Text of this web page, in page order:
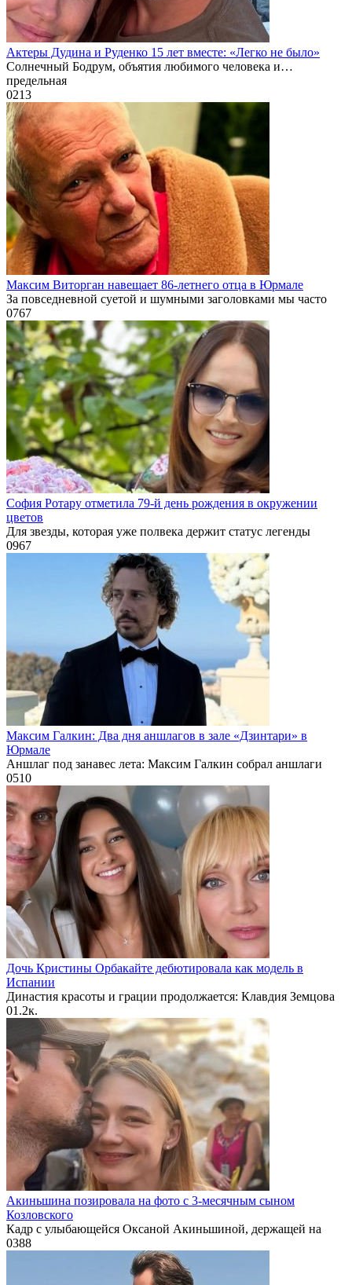
Актеры Дудина и Руденко 15 лет вместе: «Легко не было»
Солнечный Бодрум, объятия любимого человека и…
предельная
0213
Максим Виторган навещает 86-летнего отца в Юрмале
За повседневной суетой и шумными заголовками мы часто
0767
София Ротару отметила 79-й день рождения в окружении
цветов
Для звезды, которая уже полвека держит статус легенды
0967
Максим Галкин: Два дня аншлагов в зале «Дзинтари» в
Юрмале
Аншлаг под занавес лета: Максим Галкин собрал аншлаги
0510
Дочь Кристины Орбакайте дебютировала как модель в
Испании
Династия красоты и грации продолжается: Клавдия Земцова
01.2к.
Акиньшина позировала на фото с 3-месячным сыном
Козловского
Кадр с улыбающейся Оксаной Акиньшиной, держащей на
0388